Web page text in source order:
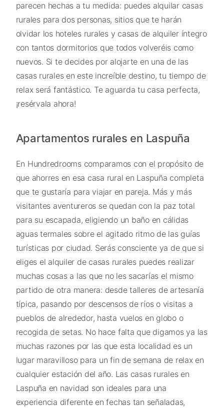
parecen hechas a tu medida: puedes alquilar casas
rurales para dos personas, sitios que te harán
olvidar los hoteles rurales y casas de alquiler íntegro
con tantos dormitorios que todos volveréis como
nuevos. Si te decides por alojarte en una de las
casas rurales en este increíble destino, tu tiempo de
relax será fantástico. Te aguarda tu casa perfecta,
¡resérvala ahora!
Apartamentos rurales en Laspuña
En Hundredrooms comparamos con el propósito de
que ahorres en esa casa rural en Laspuña completa
que te gustaría para viajar en pareja. Más y más
visitantes aventureros se quedan con la paz total
para su escapada, eligiendo un baño en cálidas
aguas termales sobre el agitado ritmo de las guías
turísticas por ciudad. Serás consciente ya de que si
eliges el alquiler de casas rurales puedes realizar
muchas cosas a las que no les sacarías el mismo
partido de otra manera: desde talleres de artesanía
típica, pasando por descensos de ríos o visitas a
pueblos de alrededor, hasta vuelos en globo o
recogida de setas. No hace falta que digamos ya las
muchas razones por las que esta localidad es un
lugar maravilloso para un fin de semana de relax en
cualquier estación del año. Las casas rurales en
Laspuña en navidad son ideales para una
experiencia diferente en fechas tan señaladas,